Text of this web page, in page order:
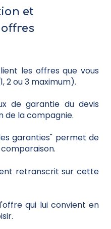
et
les offres que vous
2 ou 3 maximum).
de garantie du devis
de la compagnie.
garanties" permet de
retranscrit sur cette
qui lui convient en